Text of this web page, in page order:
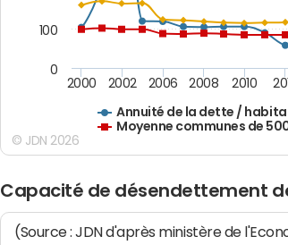
Annuité de la dette /
Moyenne communes de
2000 2002 2006 2008 2010
0
100
© JDN 2026
Capacité de désendettement
(Source : JDN d'après ministère de